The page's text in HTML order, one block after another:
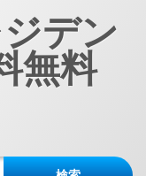
デン
無料